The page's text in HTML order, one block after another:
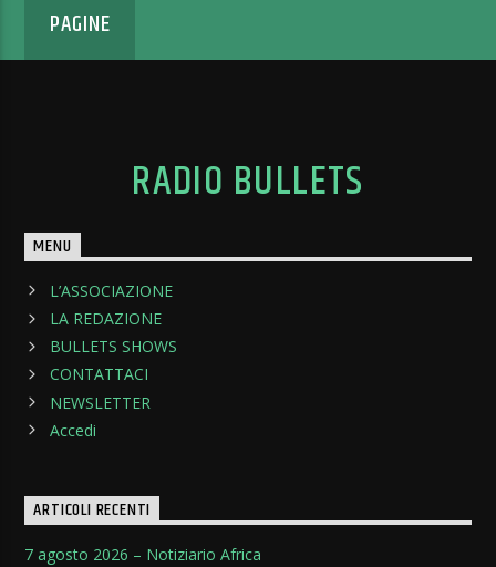
PAGINE
RADIO BULLETS
MENU
L’ASSOCIAZIONE
LA REDAZIONE
BULLETS SHOWS
CONTATTACI
NEWSLETTER
Accedi
ARTICOLI RECENTI
7 agosto 2026 – Notiziario Africa